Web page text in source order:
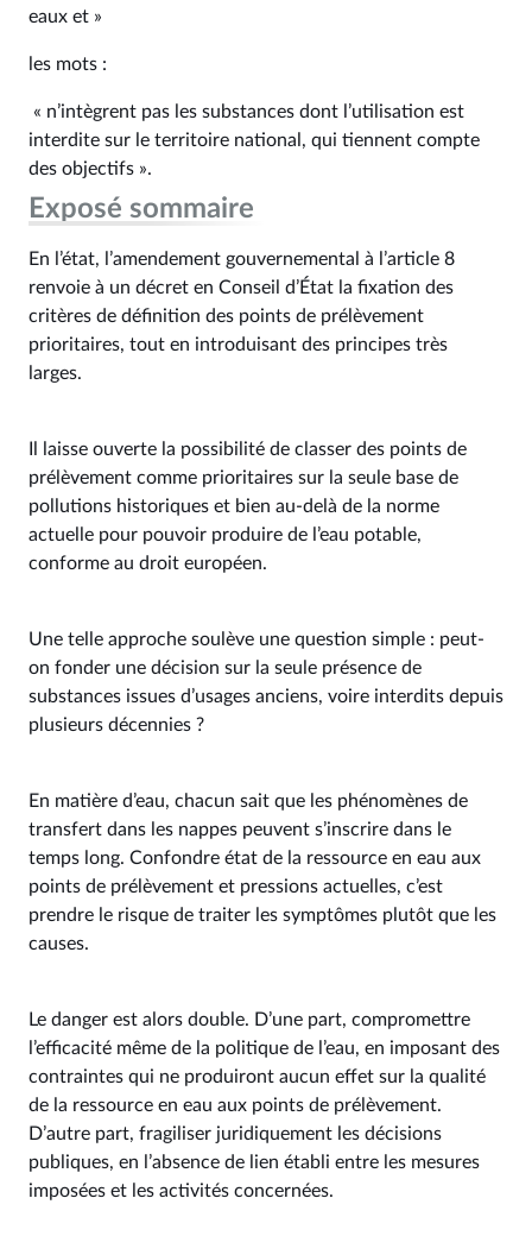
eaux et »
les mots :
« n’intègrent pas les substances dont l’utilisation est
interdite sur le territoire national, qui tiennent compte
des objectifs ».
Exposé sommaire
En l’état, l’amendement gouvernemental à l’article 8
renvoie à un décret en Conseil d’État la fixation des
critères de définition des points de prélèvement
prioritaires, tout en introduisant des principes très
larges.
Il laisse ouverte la possibilité de classer des points de
prélèvement comme prioritaires sur la seule base de
pollutions historiques et bien au-delà de la norme
actuelle pour pouvoir produire de l’eau potable,
conforme au droit européen.
Une telle approche soulève une question simple : peut-
on fonder une décision sur la seule présence de
substances issues d’usages anciens, voire interdits depuis
plusieurs décennies ?
En matière d’eau, chacun sait que les phénomènes de
transfert dans les nappes peuvent s’inscrire dans le
temps long. Confondre état de la ressource en eau aux
points de prélèvement et pressions actuelles, c’est
prendre le risque de traiter les symptômes plutôt que les
causes.
Le danger est alors double. D’une part, compromettre
l’efficacité même de la politique de l’eau, en imposant des
contraintes qui ne produiront aucun effet sur la qualité
de la ressource en eau aux points de prélèvement.
D’autre part, fragiliser juridiquement les décisions
publiques, en l’absence de lien établi entre les mesures
imposées et les activités concernées.